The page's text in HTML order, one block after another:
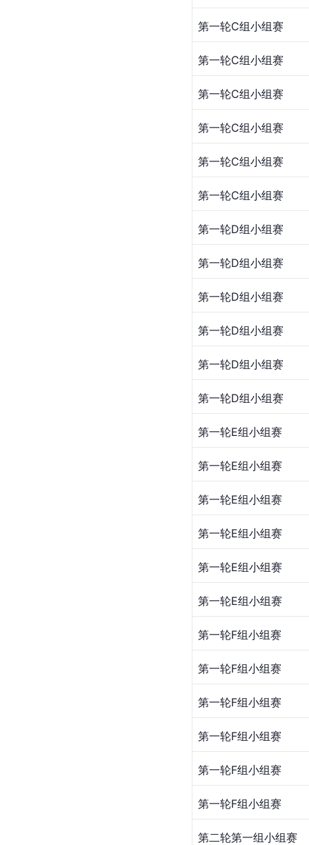
第一轮C组小组赛
第一轮C组小组赛
第一轮C组小组赛
第一轮C组小组赛
第一轮C组小组赛
第一轮C组小组赛
第一轮D组小组赛
第一轮D组小组赛
第一轮D组小组赛
第一轮D组小组赛
第一轮D组小组赛
第一轮D组小组赛
第一轮E组小组赛
第一轮E组小组赛
第一轮E组小组赛
第一轮E组小组赛
第一轮E组小组赛
第一轮E组小组赛
第一轮F组小组赛
第一轮F组小组赛
第一轮F组小组赛
第一轮F组小组赛
第一轮F组小组赛
第一轮F组小组赛
第二轮第一组小组赛